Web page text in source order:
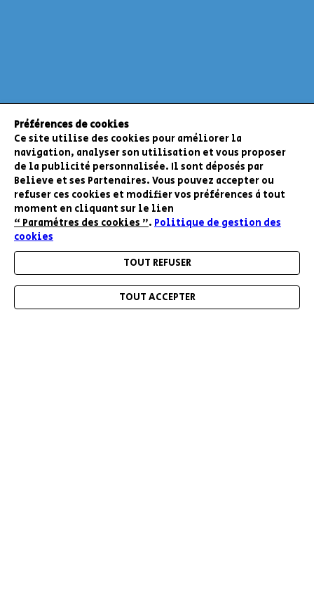
Préférences de cookies
Ce site utilise des cookies pour améliorer la
navigation, analyser son utilisation et vous proposer
de la publicité personnalisée. Il sont déposés par
Believe et ses Partenaires. Vous pouvez accepter ou
refuser ces cookies et modifier vos préférences à tout
moment en cliquant sur le lien
“ Paramètres des cookies ”. Politique de gestion des
cookies
TOUT REFUSER
TOUT ACCEPTER